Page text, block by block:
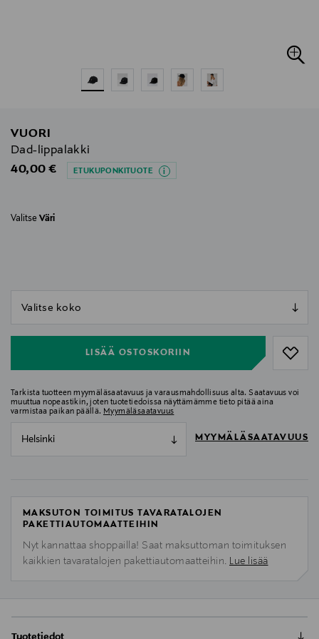
VUORI
Dad-lippalakki
Original Price
40,00 € ETUKUPONKITUOTE
Valitse Väri
LISÄÄ OSTOSKORIIN
Tarkista tuotteen myymäläsaatavuus ja varausmahdollisuus alta. Saatavuus voi
muuttua nopeastikin, joten tuotetiedoissa näyttämämme tieto pitää aina
varmistaa paikan päällä. Myymäläsaatavuus
Helsinki MYYMÄLÄSAATAVUUS
MAKSUTON TOIMITUS TAVARATALOJEN
PAKETTIAUTOMAATTEIHIN
Nyt kannattaa shoppailla! Saat maksuttoman toimituksen
kaikkien tavaratalojen pakettiautomaatteihin. Lue lisää